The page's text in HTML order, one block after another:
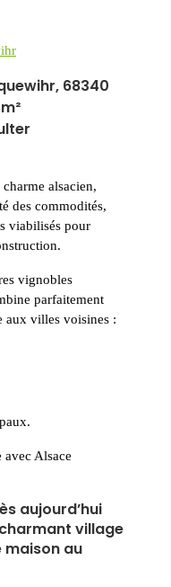
68340
alsacien,
des commodités,
viabilisés pour
vignobles
parfaitement
aux villes voisines :
avec Alsace
aujourd’hui
village
au